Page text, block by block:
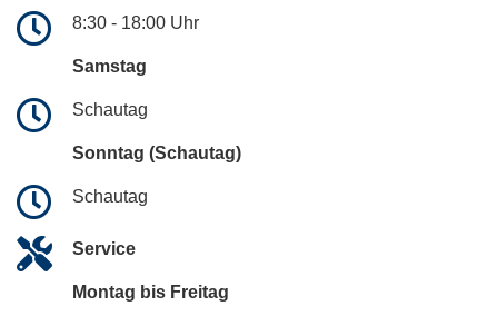
8:30 - 18:00 Uhr
Samstag
Schautag
Sonntag (Schautag)
Schautag
Service
Montag bis Freitag